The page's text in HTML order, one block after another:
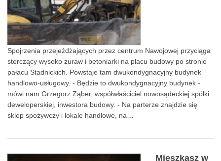
Spojrzenia przejeżdżających przez centrum Nawojowej przyciąga
sterczący wysoko żuraw i betoniarki na placu budowy po stronie
pałacu Stadnickich. Powstaje tam dwukondygnacyjny budynek
handlowo-usługowy. - Będzie to dwukondygnacyjny budynek -
mówi nam Grzegorz Ząber, współwłaściciel nowosądeckiej spółki
deweloperskiej, inwestora budowy. - Na parterze znajdzie się